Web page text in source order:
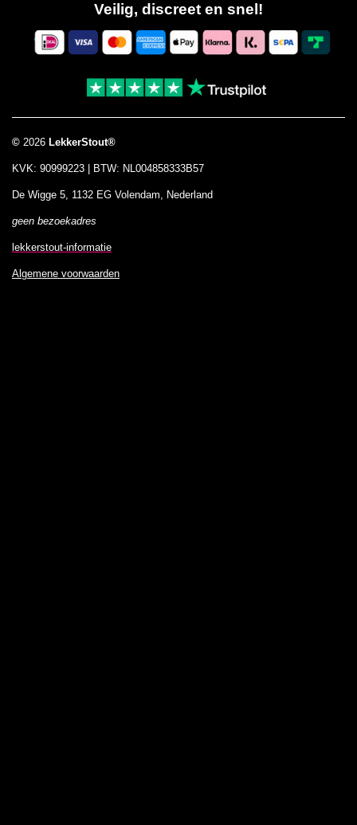
e
b
o
k
t
a
g
a
m
t
s
A
p
T
o
k
Veilig, discreet en snel!
© 2026 LekkerStout®
KVK: 90999223 | BTW: NL004858333B57
De Wigge 5, 1132 EG Volendam, Nederland
geen bezoekadres
lekkerstout-informatie
Algemene voorwaarden